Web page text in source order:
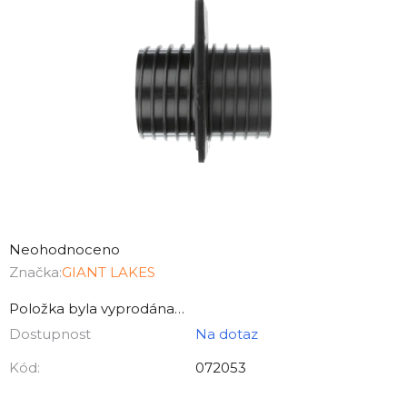
hodnocení
produktu
0,0
z
5
Neohodnoceno
Značka:GIANT LAKES
Položka byla vyprodána…
Dostupnost
Na dotaz
Kód:
072053